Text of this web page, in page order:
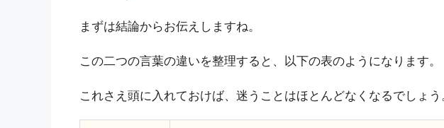
まずは結論からお伝えしますね。
この二つの言葉の違いを整理すると、以下の表のようになります。
これさえ頭に入れておけば、迷うことはほとんどなくなるでしょう